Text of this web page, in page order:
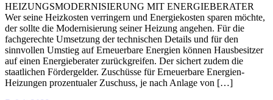
HEIZUNGSMODERNISIERUNG MIT ENERGIEBERATER
Wer seine Heizkosten verringern und Energiekosten sparen möchte,
der sollte die Modernisierung seiner Heizung angehen. Für die
fachgerechte Umsetzung der technischen Details und für den
sinnvollen Umstieg auf Erneuerbare Energien können Hausbesitzer
auf einen Energieberater zurückgreifen. Der sichert zudem die
staatlichen Fördergelder. Zuschüsse für Erneuerbare Energien-
Heizungen prozentualer Zuschuss, je nach Anlage von […]